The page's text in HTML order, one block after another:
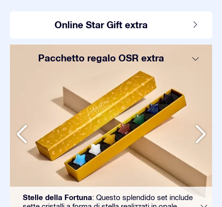
Online Star Gift extra
Pacchetto regalo OSR extra
Stelle della Fortuna: Questo splendido set include